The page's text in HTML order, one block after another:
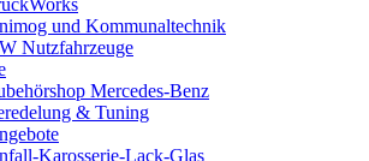
und Kommunaltechnik
Nutzfahrzeuge
Mercedes-Benz
& Tuning
Karosserie-Lack-Glas